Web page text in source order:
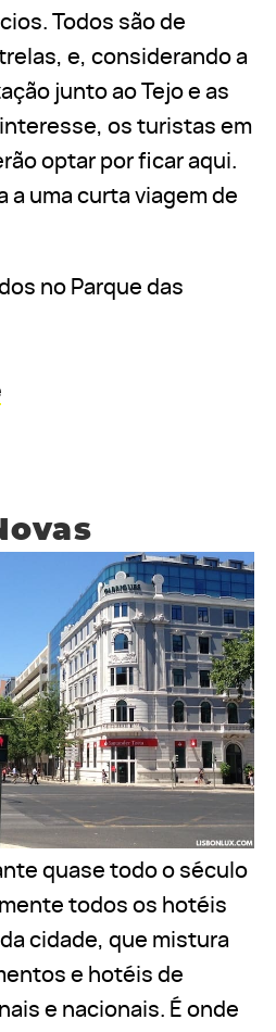
Todos são de
e, considerando a
junto ao Tejo e as
os turistas em
optar por ficar aqui.
a uma curta viagem de
no Parque das
quase todo o século
todos os hotéis
cidade, que mistura
e hotéis de
e nacionais. É onde